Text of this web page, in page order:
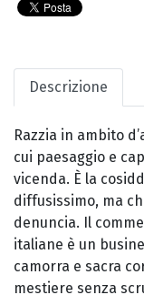
Descrizione
Razzia in ambito
cui paesaggio e
vicenda. È la
diffusissimo, ma
denuncia. Il
italiane è un
camorra e sacra
mestiere senza